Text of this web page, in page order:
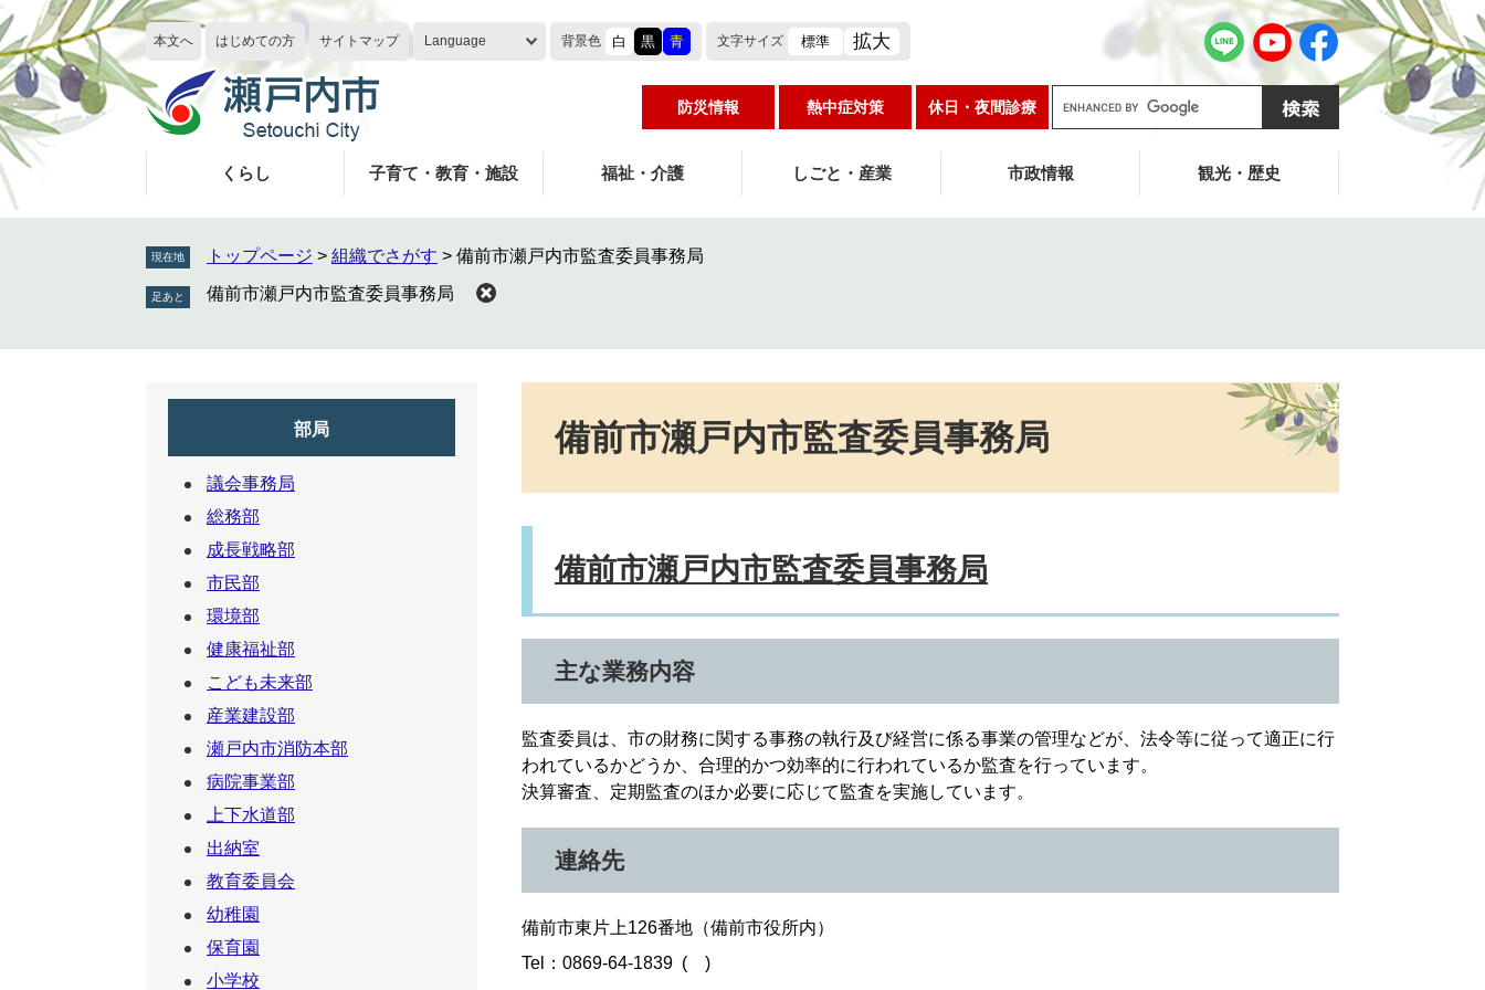
ペ
ー
ジ
の
先
頭
で
す
メ
ニ
ュ
ー
を
飛
ば
し
本文へ はじめての方 サイトマップ Language 背景色 白 黒 青 文字サイズ 標準 拡大
防災情報 熱中症対策 休日・夜間診療
g
e
くらし 子育て・教育・施設 福祉・介護 しごと・産業 市政情報 観光・歴史
現在地 トップページ > 組織でさがす > 備前市瀬戸内市監査委員事務局
備前市瀬戸内市監査委員事務局
備前市瀬戸内市監査委員事務局
備前市瀬戸内市監査委員事務局
主な業務内容
監査委員は、市の財務に関する事務の執行及び経営に係る事業の管理などが、法令等に従って適正に行
われているかどうか、合理的かつ効率的に行われているか監査を行っています。
決算審査、定期監査のほか必要に応じて監査を実施しています。
連絡先
備前市東片上126番地（備前市役所内）
Tel：0869-64-1839
部局
議会事務局
総務部
成長戦略部
市民部
環境部
健康福祉部
こども未来部
産業建設部
瀬戸内市消防本部
病院事業部
上下水道部
出納室
教育委員会
幼稚園
保育園
小学校